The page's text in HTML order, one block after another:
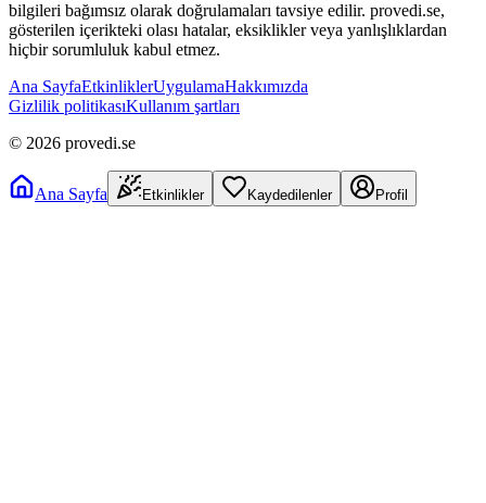
bilgileri bağımsız olarak doğrulamaları tavsiye edilir. provedi.se,
gösterilen içerikteki olası hatalar, eksiklikler veya yanlışlıklardan
hiçbir sorumluluk kabul etmez.
Ana SayfaEtkinliklerUygulamaHakkımızda
Gizlilik politikasıKullanım şartları
© 2026 provedi.se
Ana Sayfa Etkinlikler Kaydedilenler Profil